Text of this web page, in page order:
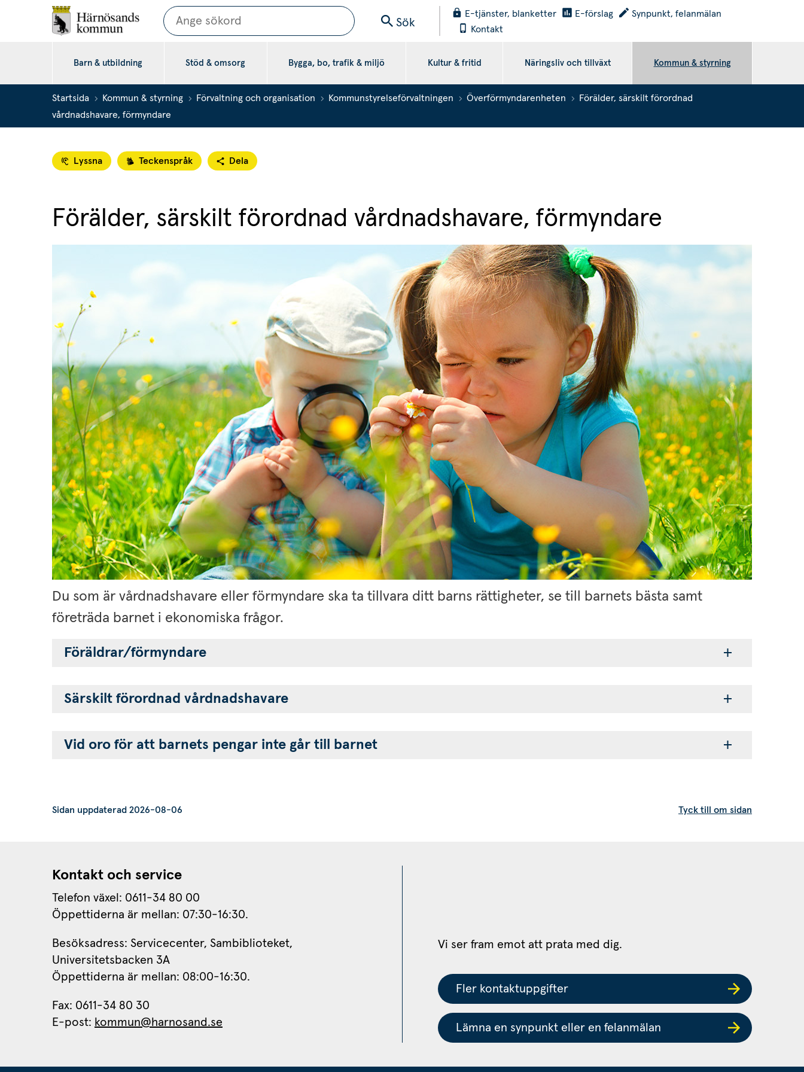
Sök
Sök
E-tjänster, blanketter E-förslag
Synpunkt, felanmälan
Kontakt
Barn & utbildning Stöd & omsorg Bygga, bo, trafik & miljö Kultur & fritid Näringsliv och tillväxt Kommun & styrning
Startsida Kommun & styrning Förvaltning och organisation Kommunstyrelseförvaltningen Överförmyndarenheten
Förälder, särskilt förordnad
vårdnadshavare, förmyndare
Lyssna Teckenspråk Dela
Förälder, särskilt förordnad vårdnadshavare, förmyndare
Du som är vårdnadshavare eller förmyndare ska ta tillvara ditt barns rättigheter, se till barnets bästa samt
företräda barnet i ekonomiska frågor.
Särskilt förordnad vårdnadshavare
Vid oro för att barnets pengar inte går till barnet
Sidan uppdaterad 2026-08-06 Tyck till om sidan
Kontakt och service
Telefon växel: 0611-34 80 00
Öppettiderna är mellan: 07:30-16:30.
Besöksadress: Servicecenter, Sambiblioteket,
Universitetsbacken 3A
Öppettiderna är mellan: 08:00-16:30.
Fax: 0611-34 80 30
E-post: kommun@harnosand.se
Vi ser fram emot att prata med dig.
Fler kontaktuppgifter
Lämna en synpunkt eller en felanmälan